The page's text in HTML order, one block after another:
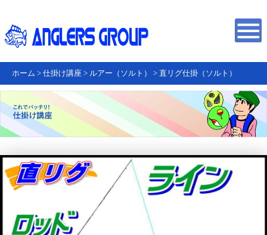
ホーム > 仕掛け講座 > ルアー（ソルト） > 直リグ仕掛（ソルト）